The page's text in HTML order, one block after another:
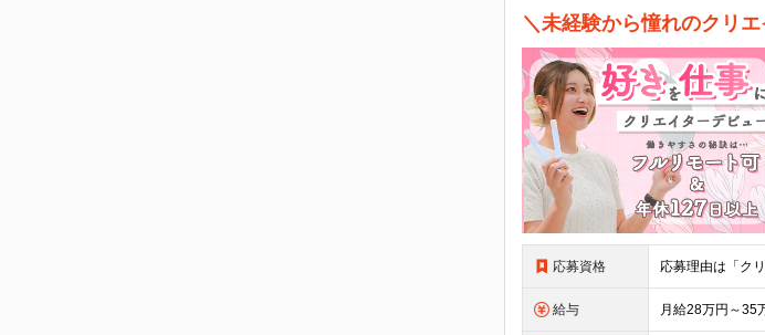
＼未経験から憧れのクリ
応募資格
給与